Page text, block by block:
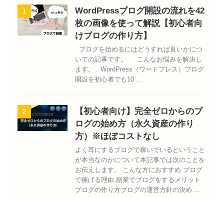
1
WordPressブログ開設の流れを42
枚の画像を使って解説【初心者向
けブログの作り方】
ブログを始めるにはどうすれば良いかにつ
いての記事です。 こんなお悩みを解決し
ます。 WordPress（ワードプレス）ブログ
開設を初心者でも10 ...
2
【初心者向け】完全ゼロからのブ
ログの始め方（永久資産の作り
方）※ほぼコストなし
よく耳にするブログで稼いでいるということ
が本当なのかについて本記事では次のことを
お伝えします。 こんな方におすすめ ブログ
で稼げる理由 副業でブログをするメリット
ブログの作り方ブログの運営方針の決め ...